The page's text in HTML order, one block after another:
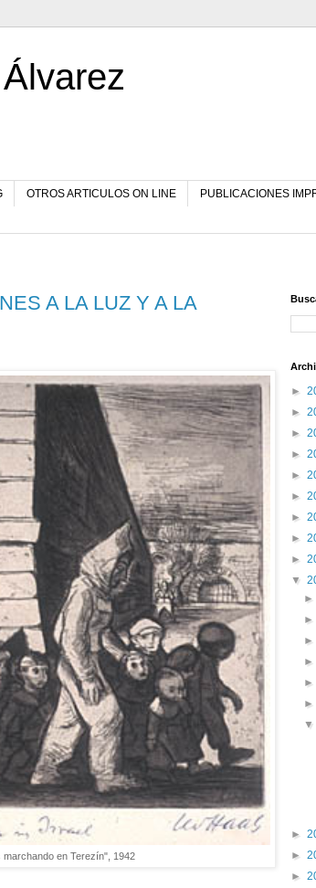
OTROS ARTICULOS ON LINE PUBLICACIONES
A LA LUZ Y A LA
marchando en Terezín", 1942
►
►
►
►
►
►
►
►
►
▼
►
►
►